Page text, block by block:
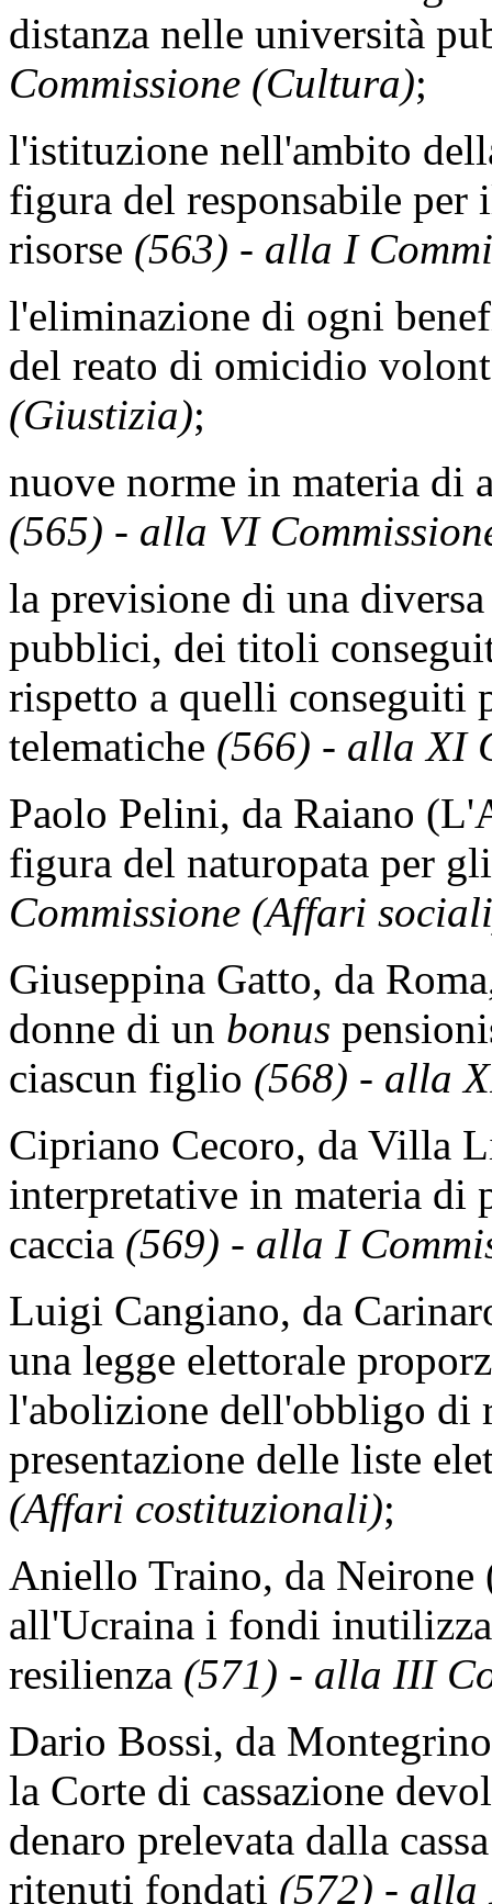
distanza nelle università
Commissione (Cultura);
l'istituzione nell'ambito
figura del responsabile
risorse (563) - alla I
l'eliminazione di ogni
del reato di omicidio
(Giustizia);
nuove norme in materia di
(565) - alla VI
la previsione di una
pubblici, dei titoli
rispetto a quelli conseguiti
telematiche (566) - alla XI
Paolo Pelini, da Raiano
figura del naturopata per
Commissione (Affari
Giuseppina Gatto, da
donne di un bonus
ciascun figlio (568) - alla
Cipriano Cecoro, da Villa
interpretative in materia di
caccia (569) - alla I
Luigi Cangiano, da
una legge elettorale
l'abolizione dell'obbligo di
presentazione delle liste
(Affari costituzionali);
Aniello Traino, da Neirone
all'Ucraina i fondi
resilienza (571) - alla III
Dario Bossi, da
la Corte di cassazione
denaro prelevata dalla
ritenuti fondati (572) - alla